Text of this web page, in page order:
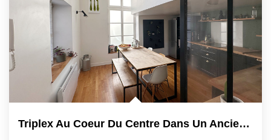
Triplex Au Coeur Du Centre Dans Un Ancien Hotel Particulier